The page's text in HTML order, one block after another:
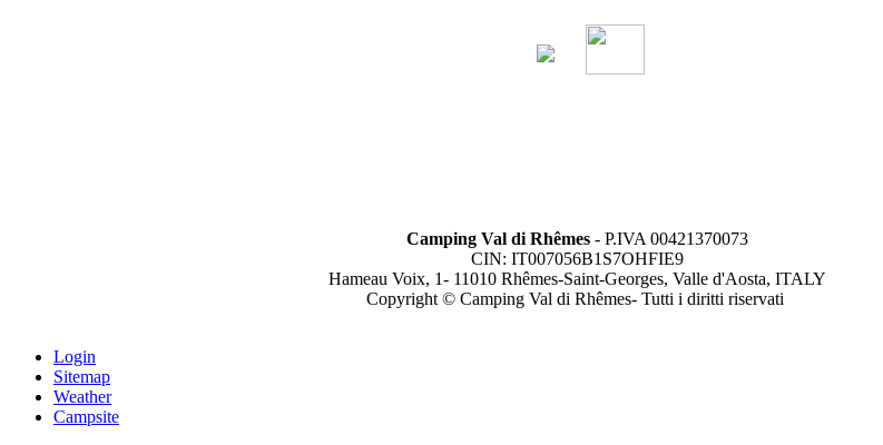
Camping Val di Rhêmes- P.IVA 00421370073
CIN: IT007056B1S7OHFIE9
Hameau Voix, 1- 11010 Rhêmes-Saint-Georges, Valle d'Aosta, ITALY
Copyright © Camping Val di Rhêmes- Tutti i diritti riservati
Login
Sitemap
Weather
Campsite